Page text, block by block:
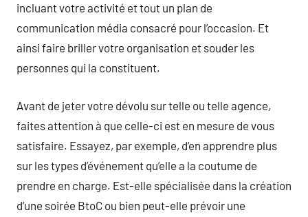
incluant votre activité et tout un plan de
communication média consacré pour l’occasion. Et
ainsi faire briller votre organisation et souder les
personnes qui la constituent.
Avant de jeter votre dévolu sur telle ou telle agence,
faites attention à que celle-ci est en mesure de vous
satisfaire. Essayez, par exemple, d’en apprendre plus
sur les types d’événement qu’elle a la coutume de
prendre en charge. Est-elle spécialisée dans la création
d’une soirée BtoC ou bien peut-elle prévoir une